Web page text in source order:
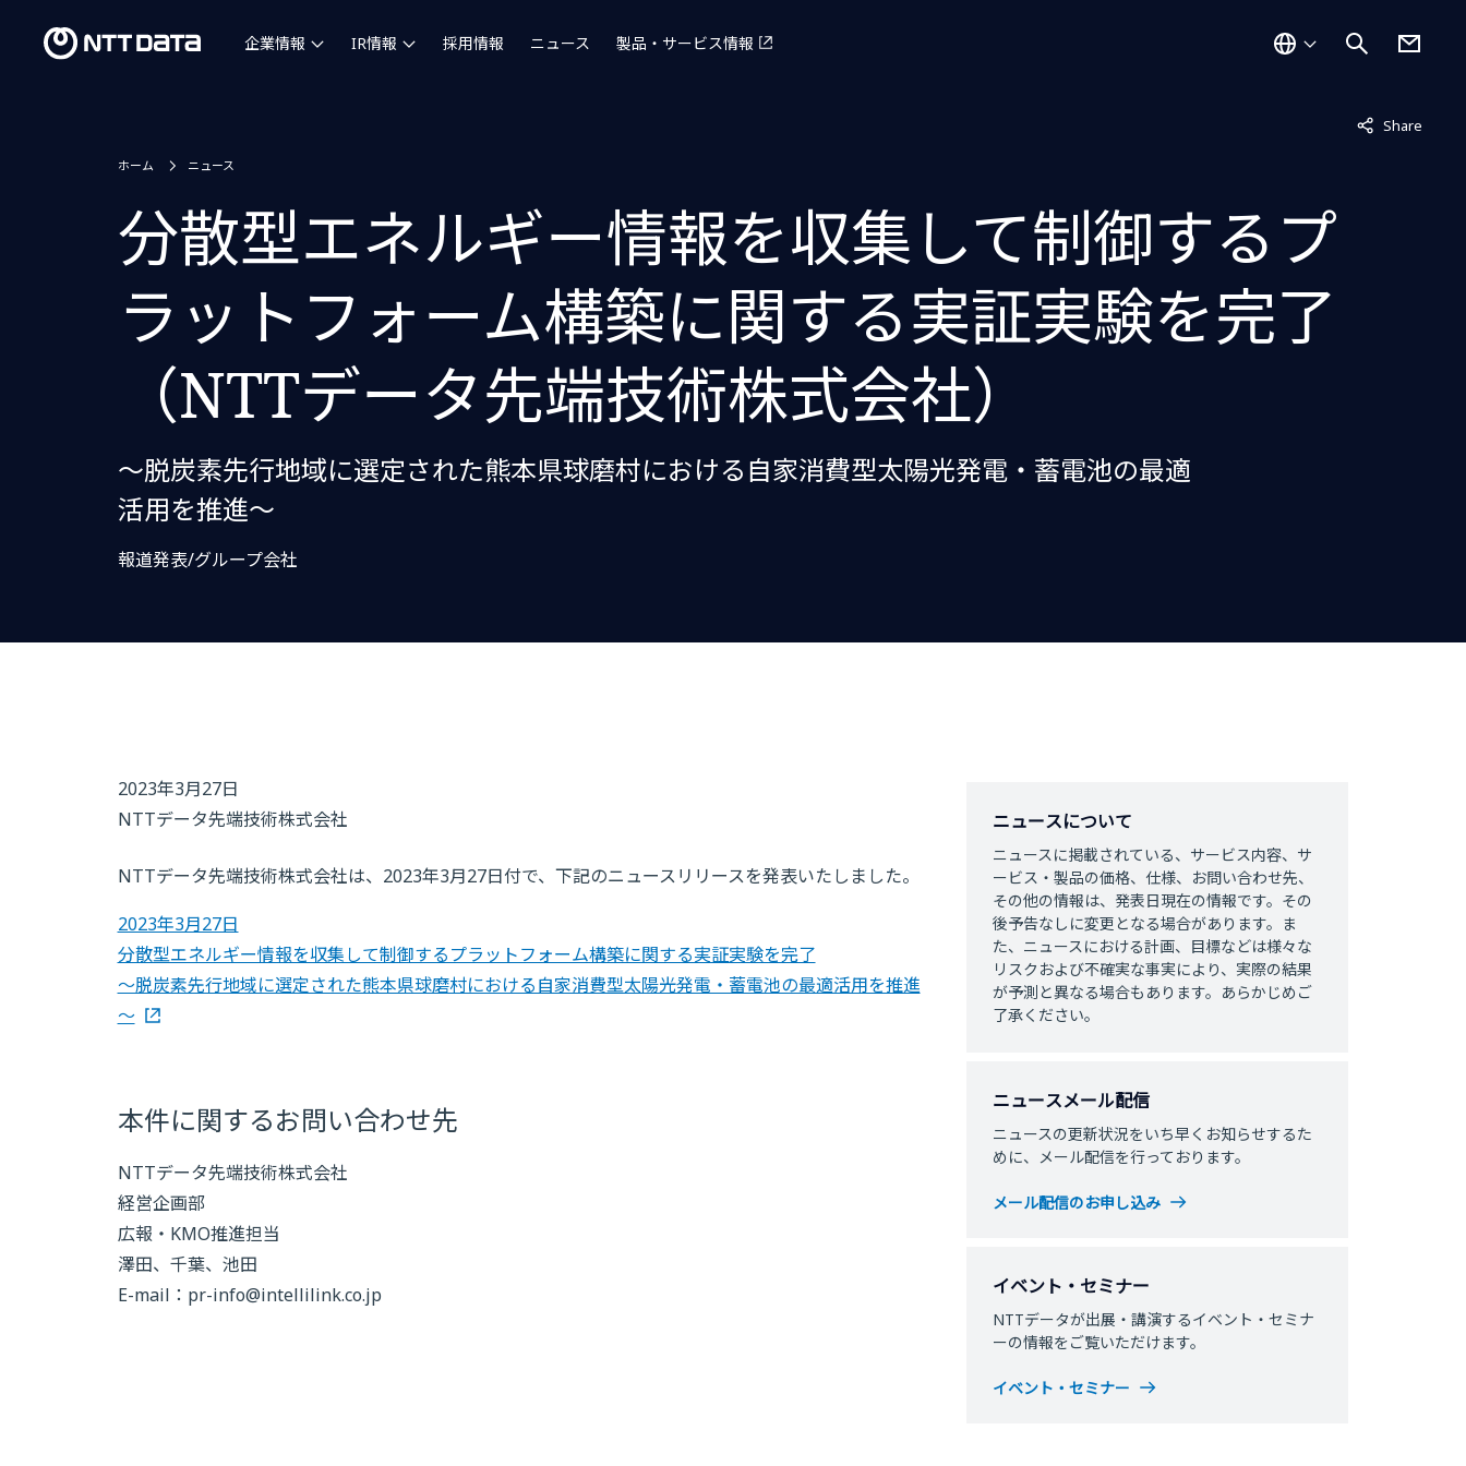
企業情報 IR情報 採用情報 ニュース 製品・サービス情報
Share
非表示中
ホーム ニュース
分散型エネルギー情報を収集して制御するプ
ラットフォーム構築に関する実証実験を完了
（NTTデータ先端技術株式会社）
～脱炭素先行地域に選定された熊本県球磨村における自家消費型太陽光発電・蓄電池の最適
活用を推進～
報道発表/グループ会社
2023年3月27日
NTTデータ先端技術株式会社
NTTデータ先端技術株式会社は、2023年3月27日付で、下記のニュースリリースを発表いたしました。
2023年3月27日
分散型エネルギー情報を収集して制御するプラットフォーム構築に関する実証実験を完了
～脱炭素先行地域に選定された熊本県球磨村における自家消費型太陽光発電・蓄電池の最適活用を推進
～
本件に関するお問い合わせ先
NTTデータ先端技術株式会社
経営企画部
広報・KMO推進担当
澤田、千葉、池田
E-mail： pr-info@intellilink.co.jp
ニュースについて
ニュースに掲載されている、サービス内容、サ
ービス・製品の価格、仕様、お問い合わせ先、
その他の情報は、発表日現在の情報です。その
後予告なしに変更となる場合があります。ま
た、ニュースにおける計画、目標などは様々な
リスクおよび不確実な事実により、実際の結果
が予測と異なる場合もあります。あらかじめご
了承ください。
ニュースメール配信
ニュースの更新状況をいち早くお知らせするた
めに、メール配信を行っております。
メール配信のお申し込み
イベント・セミナー
NTTデータが出展・講演するイベント・セミナ
ーの情報をご覧いただけます。
イベント・セミナー